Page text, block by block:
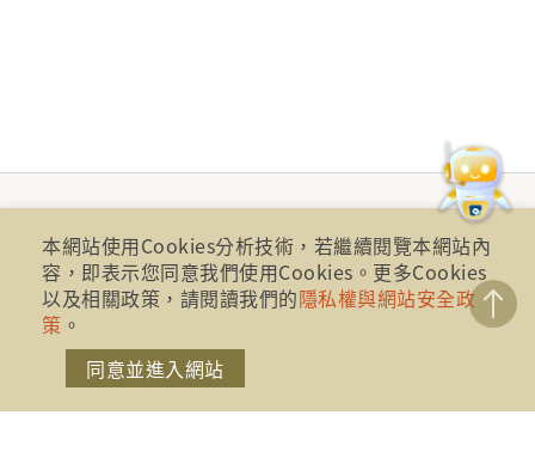
財團法人金融消費評議中心 著作權所有
本網站使用Cookies分析技術，若繼續閱覽本網站內
容，即表示您同意我們使用Cookies。更多Cookies
以及相關政策，請閱讀我們的隱私權與網站安全政
策 。
同意並進入網站